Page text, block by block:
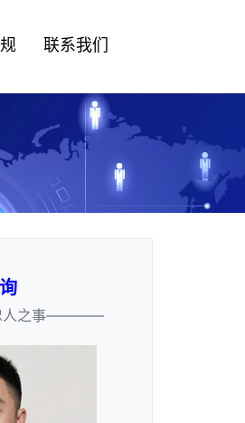
联系我们
人之事————